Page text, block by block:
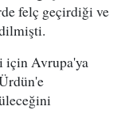
felç geçirdiği ve
için Avrupa'ya